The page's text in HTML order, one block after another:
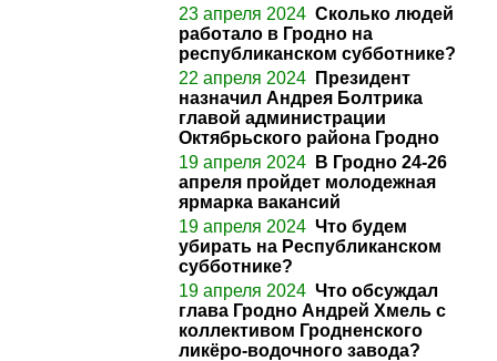
23 апреля 2024 Сколько людей
работало в Гродно на
республиканском субботнике?
22 апреля 2024
Президент
назначил Андрея Болтрика
главой администрации
Октябрьского района Гродно
19 апреля 2024
В Гродно 24-26
апреля пройдет молодежная
ярмарка вакансий
19 апреля 2024 Что будем
убирать на Республиканском
субботнике?
19 апреля 2024 Что обсуждал
глава Гродно Андрей Хмель с
коллективом Гродненского
ликёро-водочного завода?